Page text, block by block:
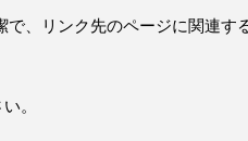
、リンク先のページに関連す
。